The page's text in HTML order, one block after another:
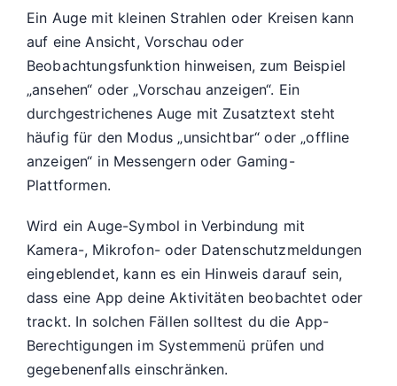
Ein Auge mit kleinen Strahlen oder Kreisen kann
auf eine Ansicht, Vorschau oder
Beobachtungsfunktion hinweisen, zum Beispiel
„ansehen“ oder „Vorschau anzeigen“. Ein
durchgestrichenes Auge mit Zusatztext steht
häufig für den Modus „unsichtbar“ oder „offline
anzeigen“ in Messengern oder Gaming-
Plattformen.
Wird ein Auge-Symbol in Verbindung mit
Kamera-, Mikrofon- oder Datenschutzmeldungen
eingeblendet, kann es ein Hinweis darauf sein,
dass eine App deine Aktivitäten beobachtet oder
trackt. In solchen Fällen solltest du die App-
Berechtigungen im Systemmenü prüfen und
gegebenenfalls einschränken.